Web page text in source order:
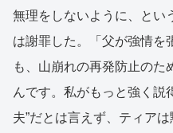
無理をしないように、とい
は謝罪した。「父が強情を
も、山崩れの再発防止のた
んです。私がもっと強く説
夫”だとは言えず、ティアは